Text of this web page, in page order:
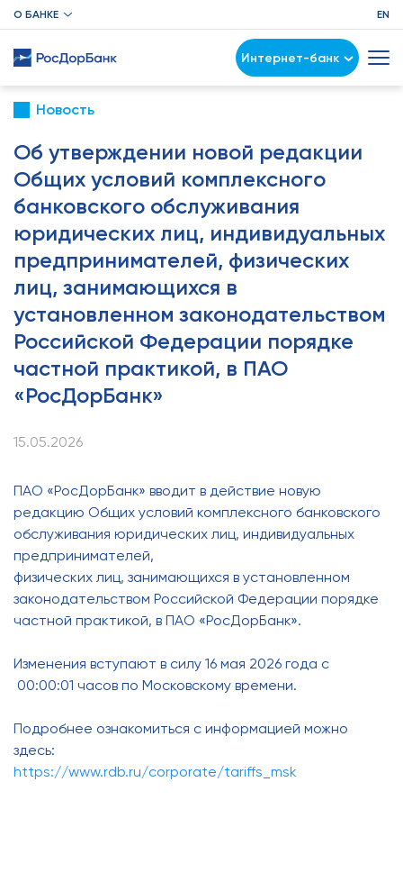
О БАНКЕ EN
Интернет-банк
Новость
Об утверждении новой редакции
Общих условий комплексного
банковского обслуживания
юридических лиц, индивидуальных
предпринимателей, физических
лиц, занимающихся в
установленном законодательством
Российской Федерации порядке
частной практикой, в ПАО
«РосДорБанк»
15.05.2026
ПАО «РосДорБанк» вводит в действие новую
редакцию Общих условий комплексного банковского
обслуживания юридических лиц, индивидуальных
предпринимателей,
физических лиц, занимающихся в установленном
законодательством Российской Федерации порядке
частной практикой, в ПАО «РосДорБанк».
Изменения вступают в силу 16 мая 2026 года с
00:00:01 часов по Московскому времени.
Подробнее ознакомиться с информацией можно
здесь:
https://www.rdb.ru/corporate/tariffs_msk